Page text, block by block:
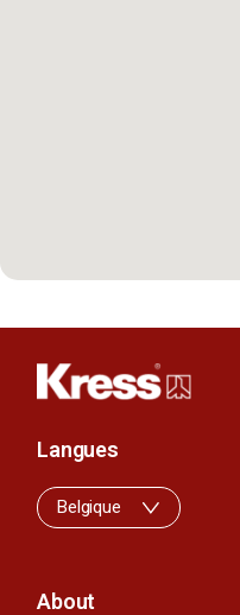
About
Langues
Belgique